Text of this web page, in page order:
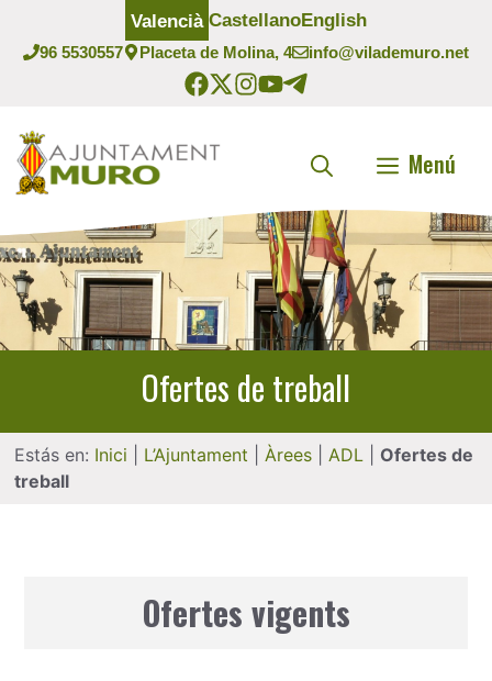
contingut
96 5530557 Placeta de Molina, 4 info@vilademuro.net
Valencià CastellanoEnglish
Menú
Ofertes de treball
Estás en: Inici L’Ajuntament Àrees ADL
Ofertes de
treball
Ofertes vigents